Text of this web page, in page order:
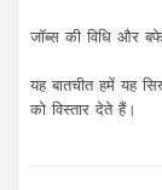
जॉब्स की विधि और
यह बातचीत हमें यह
को विस्तार देते हैं।